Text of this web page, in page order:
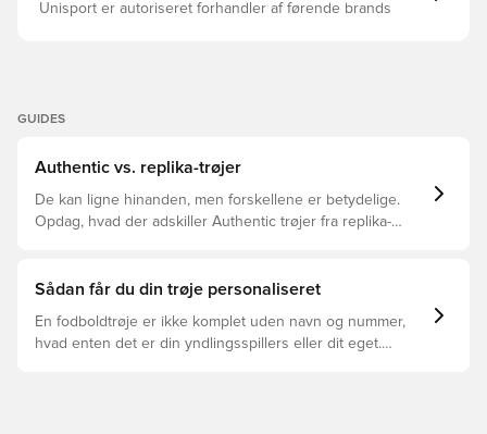
Unisport er autoriseret forhandler af førende brands
GUIDES
Authentic vs. replika-trøjer
De kan ligne hinanden, men forskellene er betydelige.
Opdag, hvad der adskiller Authentic trøjer fra replika-
Sådan får du din trøje personaliseret
En fodboldtrøje er ikke komplet uden navn og nummer,
hvad enten det er din yndlingsspillers eller dit eget.